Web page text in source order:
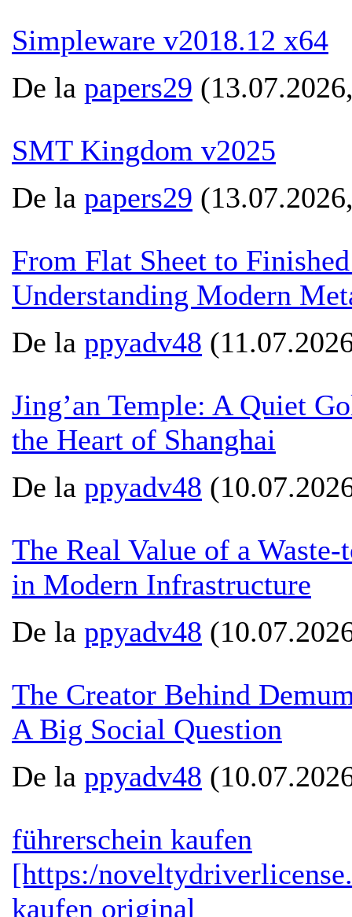
Simpleware v2018.12 x64
De la papers29
SMT Kingdom v2025
De la papers29
From Flat Sheet to
Understanding Modern
De la ppyadv48
Jing’an Temple: A Quiet
the Heart of Shanghai
De la ppyadv48
The Real Value of a
in Modern Infrastructure
De la ppyadv48
The Creator Behind
A Big Social Question
De la ppyadv48
führerschein kaufen
[https:/
kaufen original